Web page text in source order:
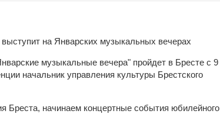
музыкальные вечера" пройдет в Бресте с 9
начальник управления культуры Брестского
Бреста, начинаем концертные события юбилейного